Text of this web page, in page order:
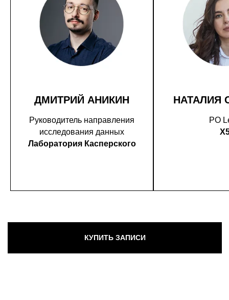
ДМИТРИЙ АНИКИН
Руководитель направления
исследования данных
Лаборатория Касперского
НАТАЛИЯ
PO